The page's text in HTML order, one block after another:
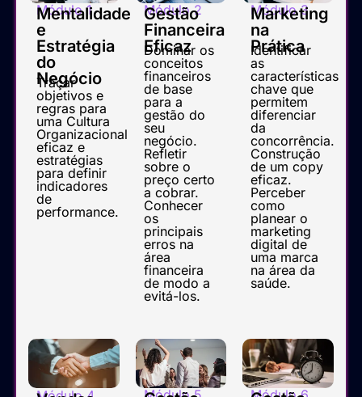
Módulo 1
Mentalidade
e
Estratégia
do
Negócio
Traçar
objetivos e
regras para
uma Cultura
Organizacional
eficaz e
estratégias
para definir
indicadores
de
performance.
Módulo 2
Gestão
Financeira
Eficaz
Dominar os
conceitos
financeiros
de base
para a
gestão do
seu
negócio.
Refletir
sobre o
preço certo
a cobrar.
Conhecer
os
principais
erros na
área
financeira
de modo a
evitá-los.
Módulo 3
Marketing
na
Prática
Identificar
as
características
chave que
permitem
diferenciar
da
concorrência.
Construção
de um copy
eficaz.
Perceber
como
planear o
marketing
digital de
uma marca
na área da
saúde.